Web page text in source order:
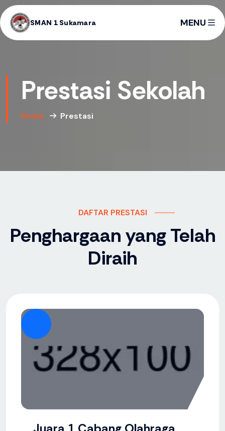
SMAN 1 Sukamara MENU
Prestasi Sekolah
Home Prestasi
DAFTAR PRESTASI
Penghargaan yang Telah
Diraih